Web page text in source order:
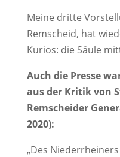
Meine dritte
Remscheid, hat
Kurios: die Säule
Auch die Presse
aus der Kritik von
Remscheider
2020):
„Des